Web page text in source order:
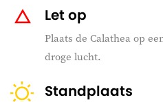
Let op
Plaats de Calathea op
droge lucht.
Standplaats